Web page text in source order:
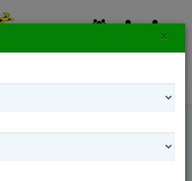
QUEIJOS E VINHO
×